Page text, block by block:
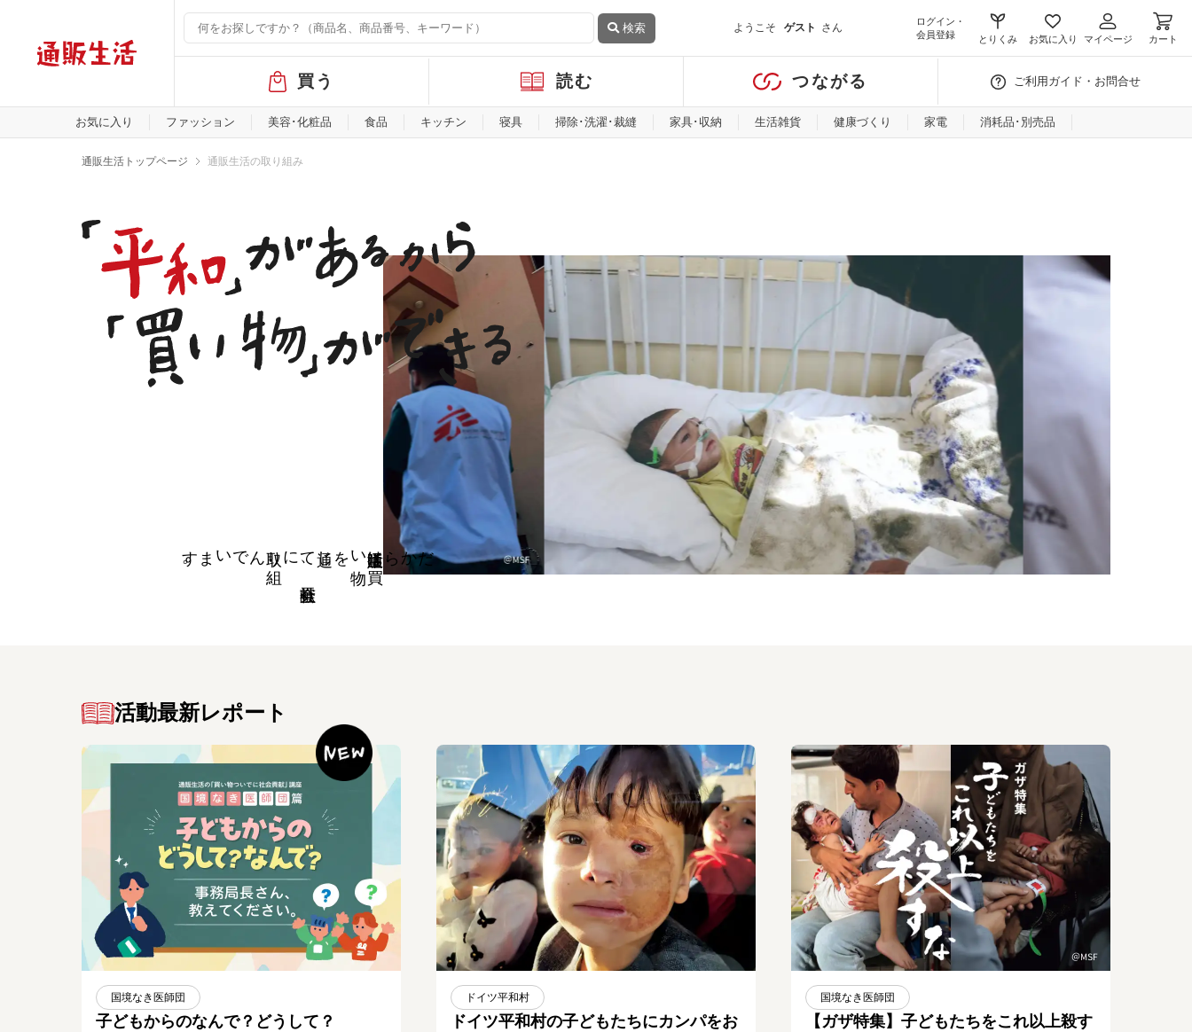
検索 ようこそ ゲスト さん
ログイン・
会員登録
とりくみ お気に入り マイページ カート
バ
ル
メ
買う 読む つながる ご利用ガイド・お問合せ
お気に入り ファッション 美容･化粧品 食品 キッチン 寝具 掃除･洗濯･裁縫 家具･収納 生活雑貨 健康づくり 家電 消耗品･別売品
通販生活トップページ 通販生活の取り組み
だから
、
通販生活は
買
い
物
を
通じて
、
社会貢献
に
取り
組
んでいます
。
活動最新レポート
国境なき医師団
子どもからのなんで？どうして？
ドイツ平和村
ドイツ平和村の子どもたちにカンパをお
国境なき医師団
【ガザ特集】子どもたちをこれ以上殺す